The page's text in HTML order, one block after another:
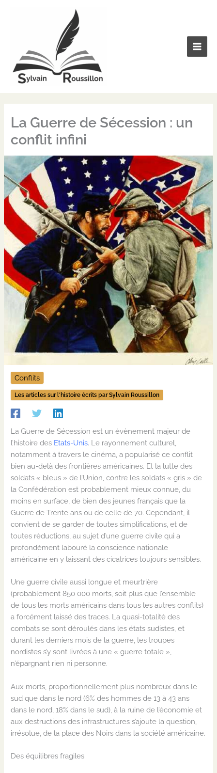
La Guerre de Sécession : un
conflit infini
Conflits
Les articles sur l'histoire écrits par Sylvain Roussillon
La Guerre de Sécession est un évènement majeur de
l’histoire des Etats-Unis. Le rayonnement culturel,
notamment à travers le cinéma, a popularisé ce conflit
bien au-delà des frontières américaines. Et la lutte des
soldats « bleus » de l’Union, contre les soldats « gris » de
la Confédération est probablement mieux connue, du
moins en surface, de bien des jeunes français que la
Guerre de Trente ans ou de celle de 70. Cependant, il
convient de se garder de toutes simplifications, et de
toutes réductions, au sujet d’une guerre civile qui a
profondément labouré la conscience nationale
américaine en y laissant des cicatrices toujours sensibles.
Une guerre civile aussi longue et meurtrière
(probablement 850 000 morts, soit plus que l’ensemble
de tous les morts américains dans tous les autres conflits)
a forcément laissé des traces. La quasi-totalité des
combats se sont déroulés dans les états sudistes, et
durant les derniers mois de la guerre, les troupes
nordistes s’y sont livrées à une « guerre totale »,
n’épargnant rien ni personne.
Aux morts, proportionnellement plus nombreux dans le
sud que dans le nord (6% des hommes de 13 à 43 ans
dans le nord, 18% dans le sud), à la ruine de l’économie et
aux destructions des infrastructures s’ajoute la question,
irrésolue, de la place des Noirs dans la société américaine.
Des équilibres fragiles